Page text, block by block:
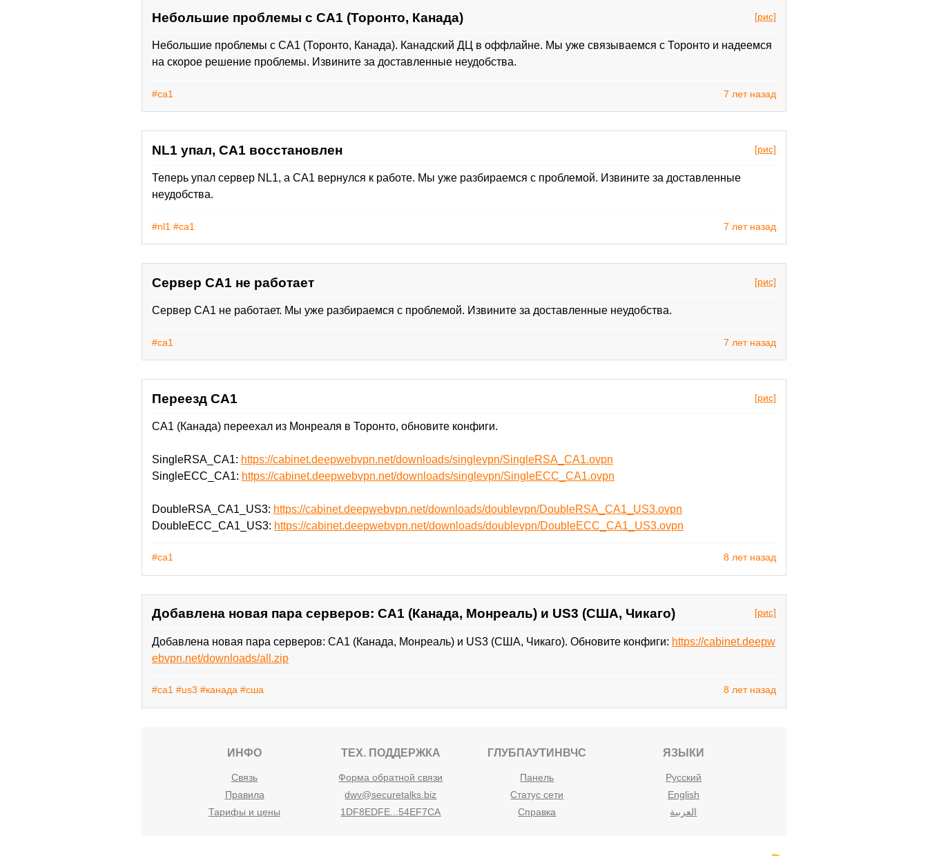
[рис]
Небольшие проблемы с CA1 (Торонто, Канада)
Небольшие проблемы с CA1 (Торонто, Канада). Канадский ДЦ в оффлайне. Мы уже связываемся с Торонто и надеемся
на скорое решение проблемы. Извините за доставленные неудобства.
7 лет назад
#ca1
[рис]
NL1 упал, CA1 восстановлен
Теперь упал сервер NL1, а CA1 вернулся к работе. Мы уже разбираемся с проблемой. Извините за доставленные
неудобства.
7 лет назад
#nl1 #ca1
[рис]
Сервер CA1 не работает
Сервер CA1 не работает. Мы уже разбираемся с проблемой. Извините за доставленные неудобства.
7 лет назад
#ca1
[рис]
Переезд CA1
CA1 (Канада) переехал из Монреаля в Торонто, обновите конфиги.
SingleRSA_CA1: https://cabinet.deepwebvpn.net/downloads/singlevpn/SingleRSA_CA1.ovpn
SingleECC_CA1: https://cabinet.deepwebvpn.net/downloads/singlevpn/SingleECC_CA1.ovpn
DoubleRSA_CA1_US3: https://cabinet.deepwebvpn.net/downloads/doublevpn/DoubleRSA_CA1_US3.ovpn
DoubleECC_CA1_US3: https://cabinet.deepwebvpn.net/downloads/doublevpn/DoubleECC_CA1_US3.ovpn
8 лет назад
#ca1
[рис]
Добавлена новая пара серверов: CA1 (Канада, Монреаль) и US3 (США, Чикаго)
Добавлена новая пара серверов: CA1 (Канада, Монреаль) и US3 (США, Чикаго). Обновите конфиги: https://cabinet.deepw
ebvpn.net/downloads/all.zip
8 лет назад
#ca1 #us3 #канада #сша
ИНФО
Связь
Правила
Тарифы и цены
ТЕХ. ПОДДЕРЖКА
Форма обратной связи
dwv@securetalks.biz
1DF8EDFE...54EF7CA
ГЛУБПАУТИНВЧС
Панель
Статус сети
Справка
ЯЗЫКИ
Русский
English
العربية